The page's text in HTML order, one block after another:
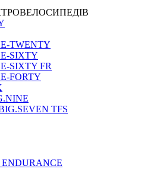
TWENTY
SIXTY
SIXTY FR
FORTY
TFS